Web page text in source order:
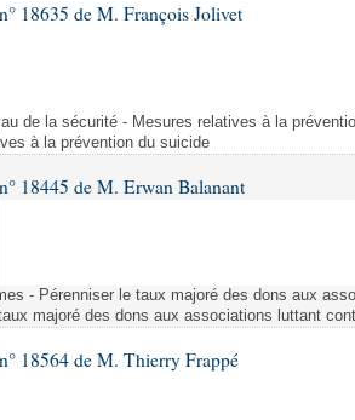
18635 de M. François Jolivet
de la sécurité - Mesures relatives à la
à la prévention du suicide
18445 de M. Erwan Balanant
- Pérenniser le taux majoré des dons aux
majoré des dons aux associations luttant
18564 de M. Thierry Frappé